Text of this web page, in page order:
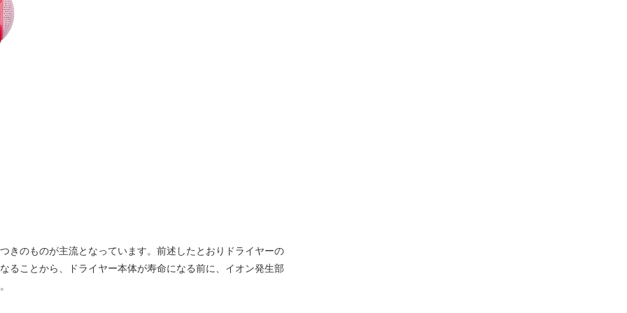
きのものが主流となっています。前述したとおりドライヤーの
ることから、ドライヤー本体が寿命になる前に、イオン発生部